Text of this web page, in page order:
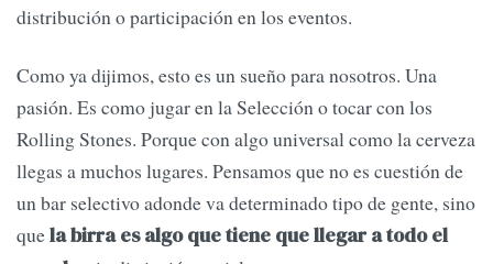
distribución o participación en los eventos.
Como ya dijimos, esto es un sueño para nosotros. Una
pasión. Es como jugar en la Selección o tocar con los
Rolling Stones. Porque con algo universal como la cerveza
llegas a muchos lugares. Pensamos que no es cuestión de
un bar selectivo adonde va determinado tipo de gente, sino
quela birra es algo que tiene que llegar a todo el